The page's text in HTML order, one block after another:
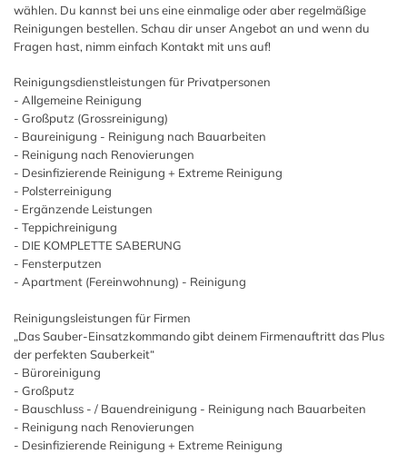
wählen. Du kannst bei uns eine einmalige oder aber regelmäßige
Reinigungen bestellen. Schau dir unser Angebot an und wenn du
Fragen hast, nimm einfach Kontakt mit uns auf!
Reinigungsdienstleistungen für Privatpersonen
- Allgemeine Reinigung
- Großputz (Grossreinigung)
- Baureinigung - Reinigung nach Bauarbeiten
- Reinigung nach Renovierungen
- Desinfizierende Reinigung + Extreme Reinigung
- Polsterreinigung
- Ergänzende Leistungen
- Teppichreinigung
- DIE KOMPLETTE SABERUNG
- Fensterputzen
- Apartment (Fereinwohnung) - Reinigung
Reinigungsleistungen für Firmen
„Das Sauber-Einsatzkommando gibt deinem Firmenauftritt das Plus
der perfekten Sauberkeit“
- Büroreinigung
- Großputz
- Bauschluss - / Bauendreinigung - Reinigung nach Bauarbeiten
- Reinigung nach Renovierungen
- Desinfizierende Reinigung + Extreme Reinigung